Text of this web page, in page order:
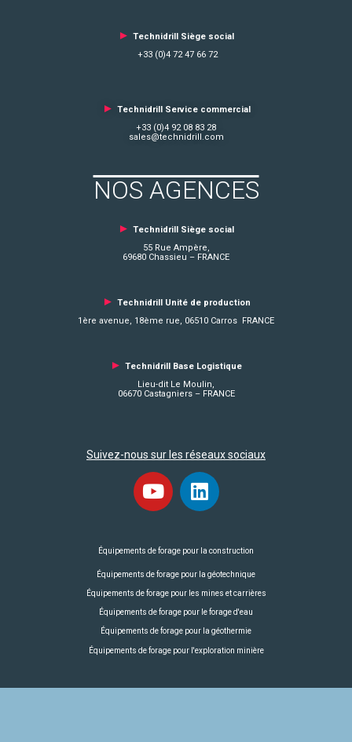
► Technidrill Siège social
+33 (0)4 72 47 66 72
► Technidrill Service commercial
+33 (0)4 92 08 83 28
sales@technidrill.com
NOS AGENCES
► Technidrill Siège social
55 Rue Ampère,
69680 Chassieu – FRANCE
► Technidrill Unité de production
1ère avenue, 18ème rue, 06510 Carros FRANCE
► Technidrill Base Logistique
Lieu-dit Le Moulin,
06670 Castagniers – FRANCE
Suivez-nous sur les réseaux sociaux
Équipements de forage pour la construction
Équipements de forage pour la géotechnique
Équipements de forage pour les mines et carrières
Équipements de forage pour le forage d'eau
Équipements de forage pour la géothermie
Équipements de forage pour l'exploration minière